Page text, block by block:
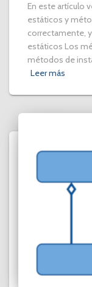
En este artículo
estáticos y
correctamente,
estáticos Los
métodos de
Leer más